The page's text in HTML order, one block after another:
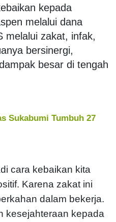
kepada
melalui dana
melalui zakat, infak,
bersinergi,
besar di tengah
Sukabumi Tumbuh 27
cara kebaikan kita
Karena zakat ini
dalam bekerja.
kesejahteraan kepada